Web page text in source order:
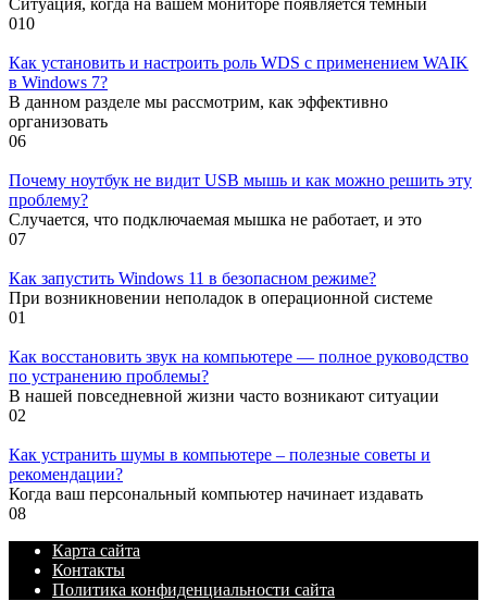
Ситуация, когда на вашем мониторе появляется тёмный
010
Как установить и настроить роль WDS с применением WAIK
в Windows 7?
В данном разделе мы рассмотрим, как эффективно
организовать
06
Почему ноутбук не видит USB мышь и как можно решить эту
проблему?
Случается, что подключаемая мышка не работает, и это
07
Как запустить Windows 11 в безопасном режиме?
При возникновении неполадок в операционной системе
01
Как восстановить звук на компьютере — полное руководство
по устранению проблемы?
В нашей повседневной жизни часто возникают ситуации
02
Как устранить шумы в компьютере – полезные советы и
рекомендации?
Когда ваш персональный компьютер начинает издавать
08
Карта сайта
Контакты
Политика конфиденциальности сайта